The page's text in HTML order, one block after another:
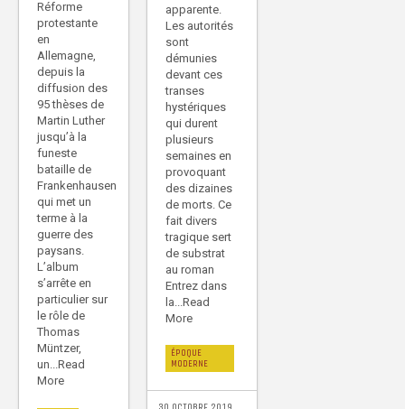
Réforme
protestante
en
Allemagne,
depuis la
diffusion des
95 thèses de
Martin Luther
jusqu’à la
funeste
bataille de
Frankenhausen
qui met un
terme à la
guerre des
paysans.
L’album
s’arrête en
particulier sur
le rôle de
Thomas
Müntzer,
un...Read
More
apparente.
Les autorités
sont
démunies
devant ces
transes
hystériques
qui durent
plusieurs
semaines en
provoquant
des dizaines
de morts. Ce
fait divers
tragique sert
de substrat
au roman
Entrez dans
la...Read
More
ÉPOQUE
MODERNE